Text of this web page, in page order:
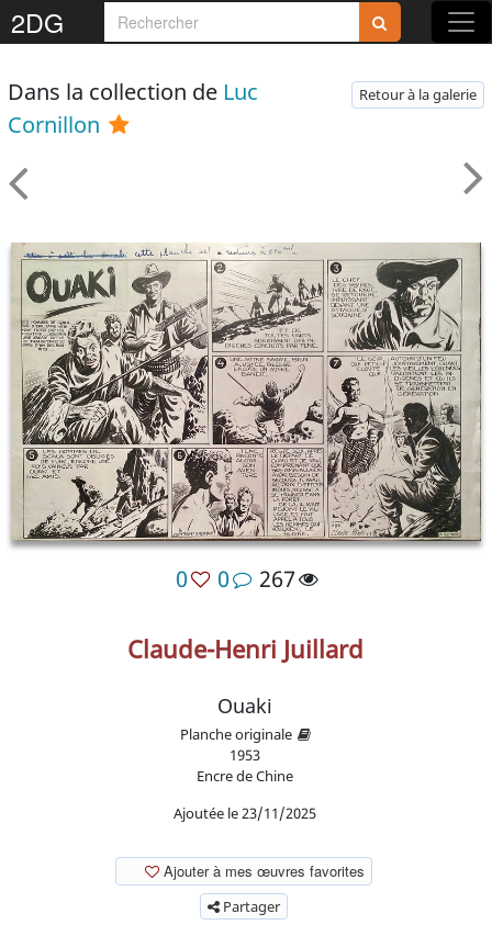
2DG
Dans la collection de Luc
Cornillon
Retour à la galerie
0 0 267
Claude-Henri Juillard
Ouaki
Planche originale
1953
Encre de Chine
Ajoutée le 23/11/2025
Ajouter à mes œuvres favorites
Partager